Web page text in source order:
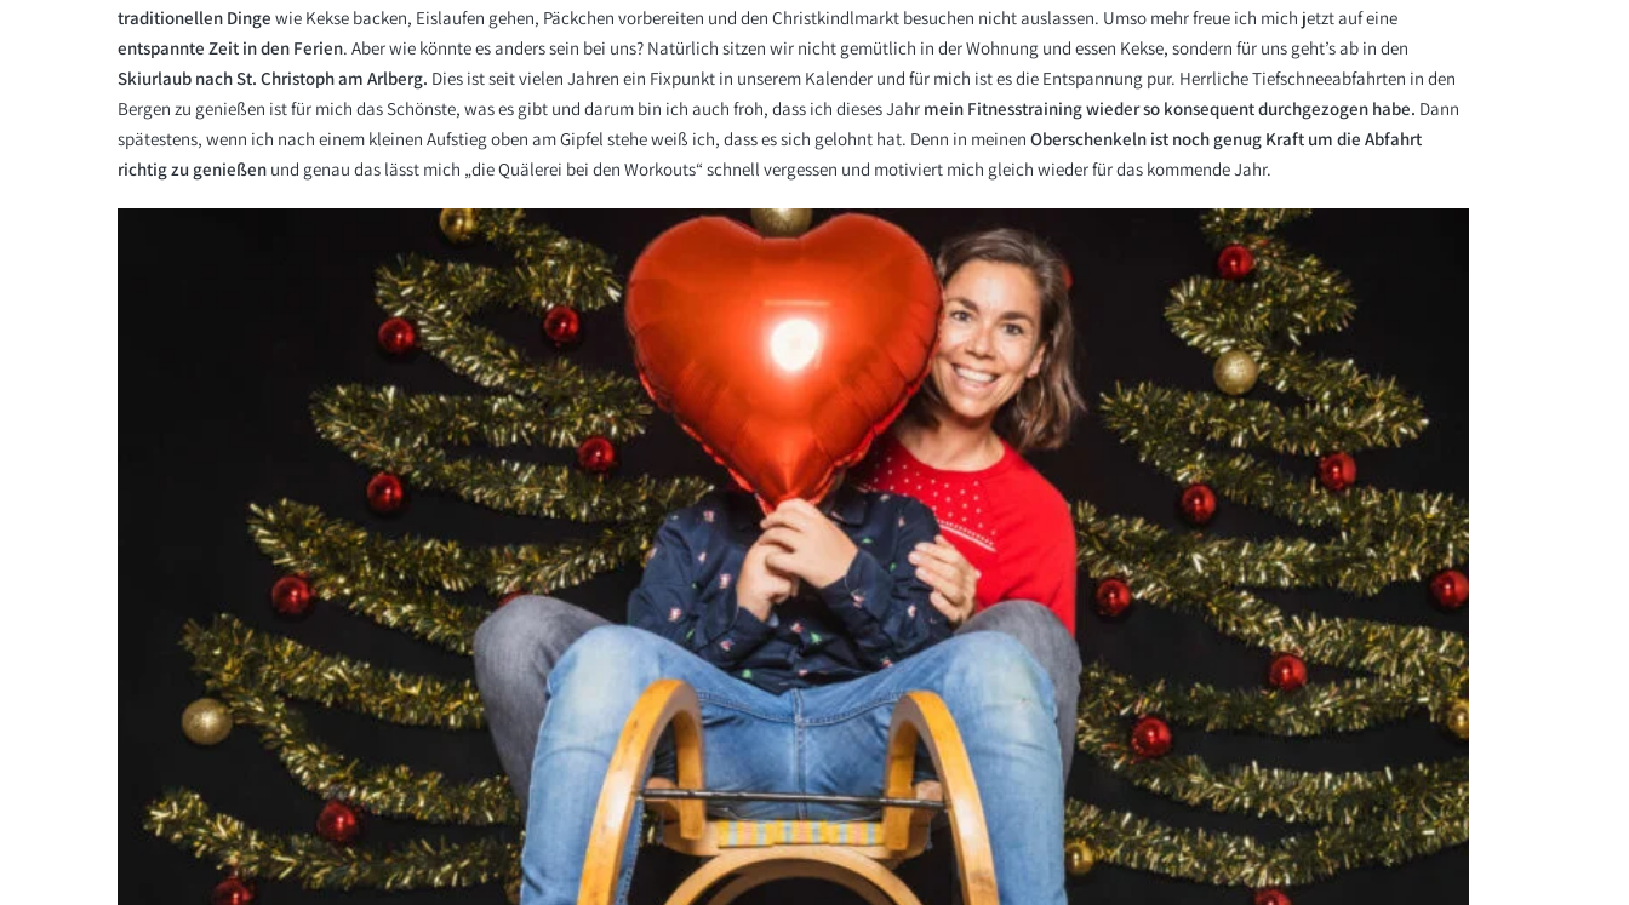
traditionellen Dinge wie Kekse backen, Eislaufen gehen, Päckchen vorbereiten und den Christkindlmarkt besuchen nicht auslassen. Umso mehr freue ich mich jetzt auf eine
entspannte Zeit in den Ferien. Aber wie könnte es anders sein bei uns? Natürlich sitzen wir nicht gemütlich in der Wohnung und essen Kekse, sondern für uns geht’s ab in den
Skiurlaub nach St. Christoph am Arlberg. Dies ist seit vielen Jahren ein Fixpunkt in unserem Kalender und für mich ist es die Entspannung pur. Herrliche Tiefschneeabfahrten in den
Bergen zu genießen ist für mich das Schönste, was es gibt und darum bin ich auch froh, dass ich dieses Jahr mein Fitnesstraining wieder so konsequent durchgezogen habe. Dann
spätestens, wenn ich nach einem kleinen Aufstieg oben am Gipfel stehe weiß ich, dass es sich gelohnt hat. Denn in meinen Oberschenkeln ist noch genug Kraft um die Abfahrt
richtig zu genießen und genau das lässt mich „die Quälerei bei den Workouts“ schnell vergessen und motiviert mich gleich wieder für das kommende Jahr.